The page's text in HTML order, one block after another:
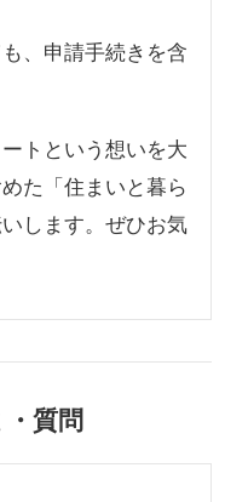
、申請手続きを含
トという想いを大
た「住まいと暮ら
します。ぜひお気
質問